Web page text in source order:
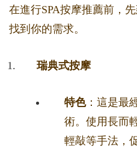
在進行SPA按摩推薦前，
找到你的需求。
瑞典式按摩
特色：這是最
術。使用長而
輕敲等手法，